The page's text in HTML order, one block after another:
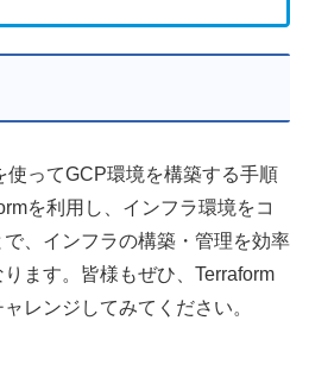
使ってGCP環境を構築する手順
を利用し、インフラ環境をコ
、インフラの構築・管理を効率
ます。皆様もぜひ、Terraform
レンジしてみてください。